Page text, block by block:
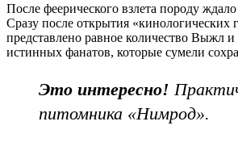
После феерического взлета породу
Сразу после открытия
представлено равное количество Выжл
истинных фанатов, которые сумели
Это интересно!
питомника «Нимрод».